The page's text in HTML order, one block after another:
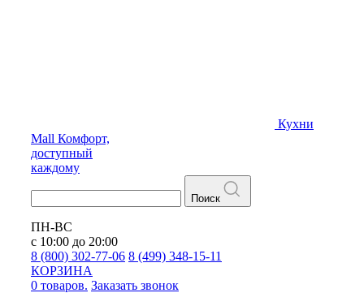
Кухни
Mall Комфорт,
доступный
каждому
Поиск
ПН-ВС
с 10:00 до 20:00
8 (800) 302-77-06 8 (499) 348-15-11
КОРЗИНА
0 товаров. Заказать звонок